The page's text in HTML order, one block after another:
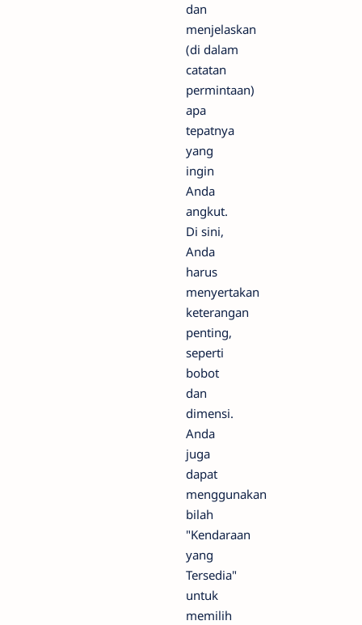
dan
menjelaskan
(di dalam
catatan
permintaan)
apa
tepatnya
yang
ingin
Anda
angkut.
Di sini,
Anda
harus
menyertakan
keterangan
penting,
seperti
bobot
dan
dimensi.
Anda
juga
dapat
menggunakan
bilah
"Kendaraan
yang
Tersedia"
untuk
memilih